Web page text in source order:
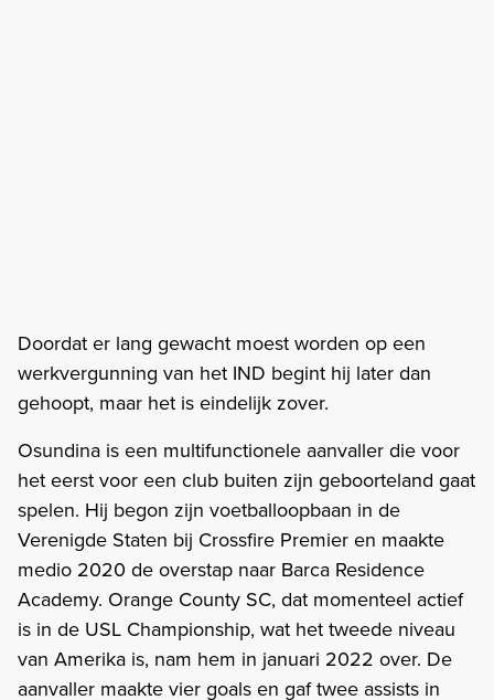
Doordat er lang gewacht moest worden op een
werkvergunning van het IND begint hij later dan
gehoopt, maar het is eindelijk zover.
Osundina is een multifunctionele aanvaller die voor
het eerst voor een club buiten zijn geboorteland gaat
spelen. Hij begon zijn voetballoopbaan in de
Verenigde Staten bij Crossfire Premier en maakte
medio 2020 de overstap naar Barca Residence
Academy. Orange County SC, dat momenteel actief
is in de USL Championship, wat het tweede niveau
van Amerika is, nam hem in januari 2022 over. De
aanvaller maakte vier goals en gaf twee assists in